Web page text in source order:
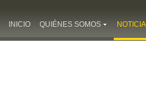
INICIO QUIÉNES SOMOS